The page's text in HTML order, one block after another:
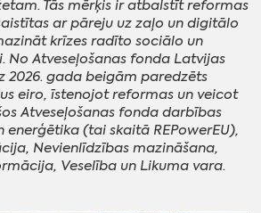
Tās mērķis ir atbalstīt reformas
ar pāreju uz zaļo un digitālo
krīzes radīto sociālo un
No Atveseļošanas fonda Latvijas
2026. gada beigām paredzēts
eiro, īstenojot reformas un veicot
Atveseļošanas fonda darbības
enerģētika (tai skaitā REPowerEU),
Nevienlīdzības mazināšana,
Veselība un Likuma vara.